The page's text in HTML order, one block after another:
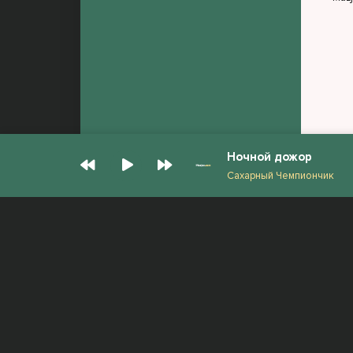
Ночной дожор
Сахарный Чемпиончик